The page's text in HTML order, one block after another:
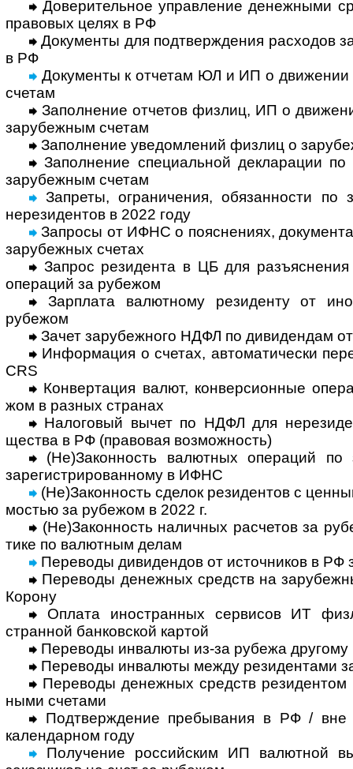
Доверительное управление денежными
право­вых целях в РФ
Документы для подтверждения расхо­дов
в РФ
Документы к отчетам ЮЛ и ИП о движении
счетам
Заполнение отчетов физлиц, ИП о
зару­беж­ным счетам
Заполнение уведомлений физлиц о
Заполнение специальной декларации
зару­беж­ным счетам
Запреты, ограничения, обязан­ности по
нере­зи­ден­тов в 2022 году
Запросы от ИФНС о поясне­ниях,
зару­беж­ных счетах
Запрос резидента в ЦБ для
опе­ра­ций за ру­бежом
Зарплата валютному резиденту от
рубежом
Зачет зарубежного НДФЛ по дивидендам
Информация о счетах, автома­тически
CRS
Конвертация валют, конверсионные
жом в раз­ных странах
Налоговый вычет по НДФЛ для
щества в РФ (право­вая воз­мож­ность)
(Не)Законность валютных операций по
заре­гист­ри­ро­ван­ному в ИФНС
(Не)Законность сделок резидентов с
мостью за рубежом в 2022 г.
(Не)Законность наличных расчетов за
тике по валют­ным делам
Переводы дивидендов от источников в РФ
Переводы денежных средств на
Корону
Оплата иностранных сервисов ИТ
стран­ной бан­ков­ской картой
Переводы инвалюты из-за рубежа другому
Переводы инвалюты между резидентами
Переводы денежных средств
ными счетами
Подтверждение пребывания в РФ /
кален­дар­ном году
Получение рос­сий­ским ИП валют­ной